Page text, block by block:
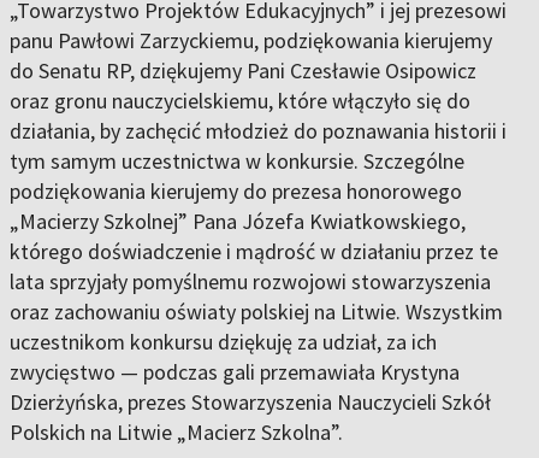
„Towarzystwo Projektów Edukacyjnych” i jej prezesowi
panu Pawłowi Zarzyckiemu, podziękowania kierujemy
do Senatu RP, dziękujemy Pani Czesławie Osipowicz
oraz gronu nauczycielskiemu, które włączyło się do
działania, by zachęcić młodzież do poznawania historii i
tym samym uczestnictwa w konkursie. Szczególne
podziękowania kierujemy do prezesa honorowego
„Macierzy Szkolnej” Pana Józefa Kwiatkowskiego,
którego doświadczenie i mądrość w działaniu przez te
lata sprzyjały pomyślnemu rozwojowi stowarzyszenia
oraz zachowaniu oświaty polskiej na Litwie. Wszystkim
uczestnikom konkursu dziękuję za udział, za ich
zwycięstwo — podczas gali przemawiała Krystyna
Dzierżyńska, prezes Stowarzyszenia Nauczycieli Szkół
Polskich na Litwie „Macierz Szkolna”.